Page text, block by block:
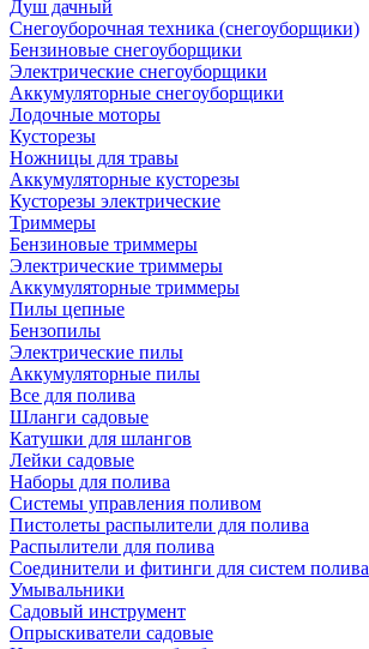
Душ дачный
Снегоуборочная техника (снегоуборщики)
Бензиновые снегоуборщики
Электрические снегоуборщики
Аккумуляторные снегоуборщики
Лодочные моторы
Кусторезы
Ножницы для травы
Аккумуляторные кусторезы
Кусторезы электрические
Триммеры
Бензиновые триммеры
Электрические триммеры
Аккумуляторные триммеры
Пилы цепные
Бензопилы
Электрические пилы
Аккумуляторные пилы
Все для полива
Шланги садовые
Катушки для шлангов
Лейки садовые
Наборы для полива
Системы управления поливом
Пистолеты распылители для полива
Распылители для полива
Соединители и фитинги для систем полива
Умывальники
Садовый инструмент
Опрыскиватели садовые